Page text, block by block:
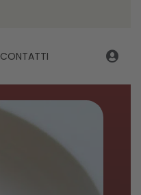
CONTATTI